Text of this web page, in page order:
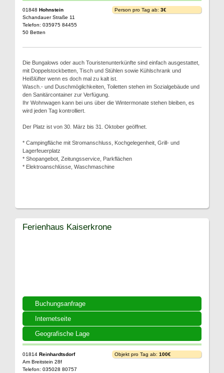
01848 Hohnstein
Schandauer Straße 11
Telefon: 035975 84455
50 Betten
Person pro Tag ab: 3€
Die Bungalows oder auch Touristenunterkünfte sind einfach ausgestattet,
mit Doppelstockbetten, Tisch und Stühlen sowie Kühlschrank und
Heißlüfter wenn es doch mal zu kalt ist.
Wasch.- und Duschmöglichkeiten, Toiletten stehen im Sozialgebäude und
den Sanitärcontainer zur Verfügung.
Ihr Wohnwagen kann bei uns über die Wintermonate stehen bleiben, es
wird jeden Tag kontrolliert.
Der Platz ist von 30. März bis 31. Oktober geöffnet.
* Campingfläche mit Stromanschluss, Kochgelegenheit, Grill- und
Lagerfeuerplatz
* Shopangebot, Zeitungsservice, Parkflächen
* Elektroanschlüsse, Waschmaschine
Buchungsanfrage
Internetseite
Geografische Lage
Ferienhaus Kaiserkrone
01814 Reinhardtsdorf
Am Breitstein 28f
Telefon: 035028 80757
Objekt pro Tag ab: 100€